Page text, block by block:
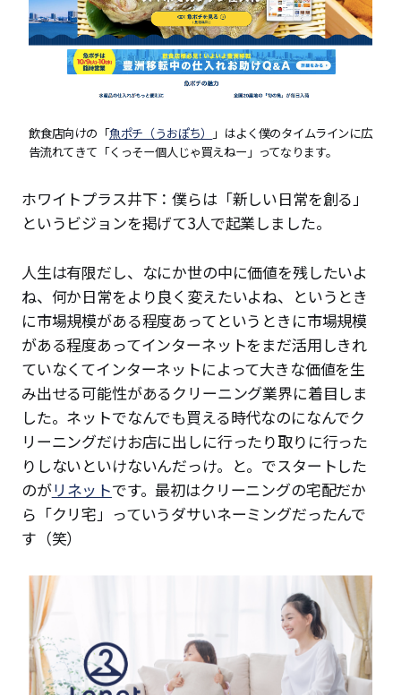
飲食店向けの「魚ポチ（うおぽち）
」はよく僕のタイムラインに広
告流れてきて「くっそー個人じゃ買えねー」ってなります。
ホワイトプラス井下：僕らは「新しい日常を創る」
というビジョンを掲げて3人で起業しました。
人生は有限だし、なにか世の中に価値を残したいよ
ね、何か日常をより良く変えたいよね、というとき
に市場規模がある程度あってというときに市場規模
がある程度あってインターネットをまだ活用しきれ
ていなくてインターネットによって大きな価値を生
み出せる可能性があるクリーニング業界に着目しま
した。ネットでなんでも買える時代なのになんでク
リーニングだけお店に出しに行ったり取りに行った
りしないといけないんだっけ。と。でスタートした
のがリネットです。最初はクリーニングの宅配だか
ら「クリ宅」っていうダサいネーミングだったんで
す（笑）